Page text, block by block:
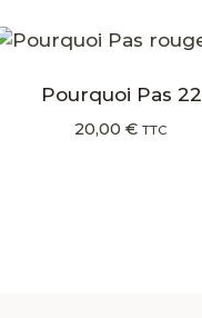
Pourquoi Pas 22
20,00 € TTC